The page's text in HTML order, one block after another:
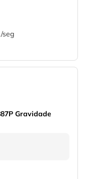
seg
Gravidade